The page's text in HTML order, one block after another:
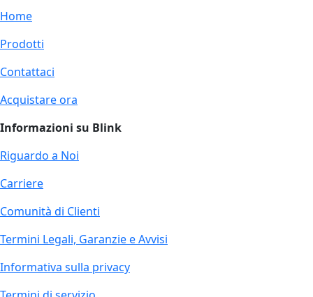
Home
Prodotti
Contattaci
Acquistare ora
Informazioni su Blink
Riguardo a Noi
Carriere
Comunità di Clienti
Termini Legali, Garanzie e Avvisi
Informativa sulla privacy